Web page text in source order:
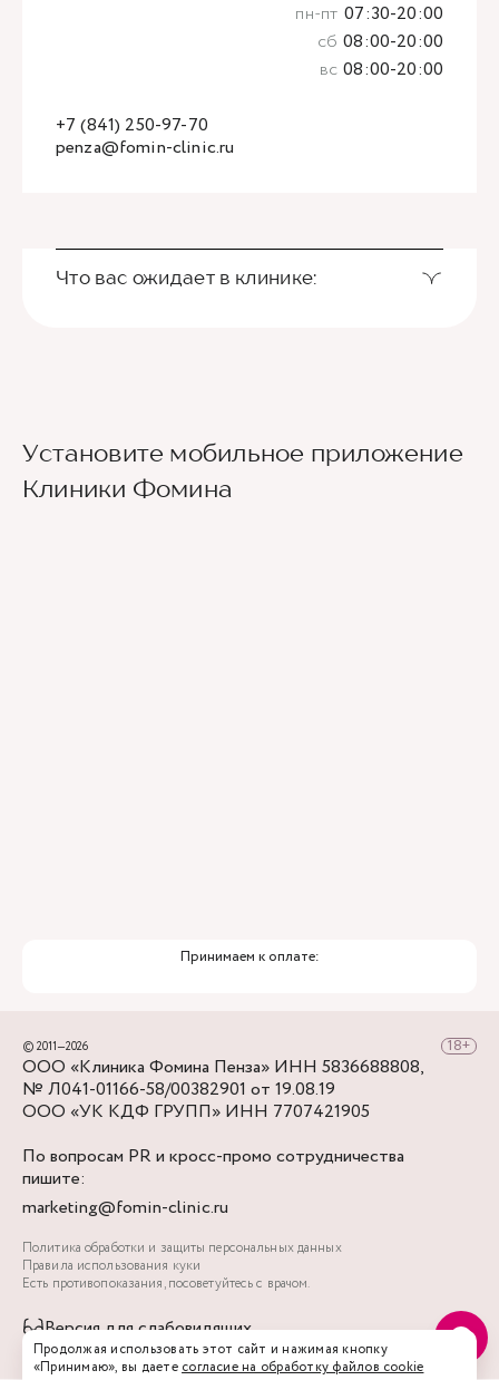
penza@fomin-clinic.ru
+7 (841) 250-97-70
пн-пт 07:30-20:00
сб 08:00-20:00
вс 08:00-20:00
Что вас ожидает в клинике:
Ведущие врачи региона
Установите мобильное приложение
Клиники Фомина
Принимаем к оплате:
© 2011—2026
ООО «Клиника Фомина Пенза» ИНН 5836688808,
№ Л041-01166-58/00382901 от 19.08.19
ООО «УК КДФ ГРУПП» ИНН 7707421905
По вопросам PR и кросс-промо сотрудничества
пишите:
marketing@fomin-clinic.ru
Политика обработки и защиты персональных данных
Правила использования куки
Есть противопоказания, посоветуйтесь с врачом.
Версия для слабовидящих